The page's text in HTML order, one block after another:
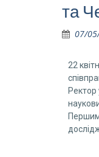
та
07/
22
Першим